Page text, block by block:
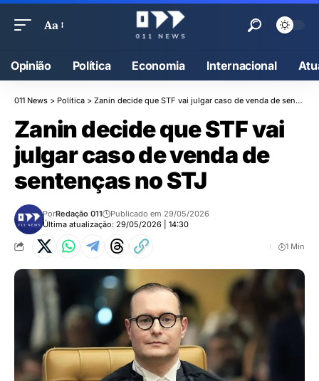
Aa
Opinião Política Economia Internacional
011 News > Política > Zanin decide que STF vai julgar caso de venda de sentenças no STJ
Zanin decide que STF vai
julgar caso de venda de
sentenças no STJ
Última atualização: 29/05/2026 | 14:30
PorRedação 011 Publicado em 29/05/2026
1 Min